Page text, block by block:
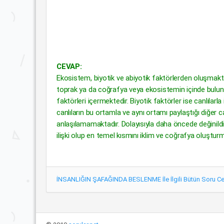
CEVAP:
Ekosistem, biyotik ve abiyotik faktörlerden
toprak ya da coğrafya veya ekosistemin içinde
faktörleri içermektedir. Biyotik faktörler ise canlılarla
canlıların bu ortamla ve aynı ortamı paylaştığı
anlaşılamamaktadır. Dolayısıyla daha öncede
ilişki olup en temel kısmını iklim ve coğrafya
İNSANLIĞIN ŞAFAĞINDA BESLENME İle İlgili Bütün Soru